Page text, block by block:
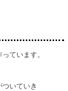
ています。
いていき